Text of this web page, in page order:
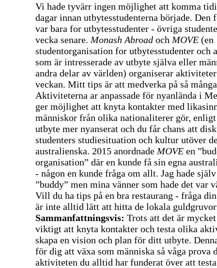
Vi hade tyvärr ingen möjlighet att komma
dagar innan utbytesstudenterna började. Den
var bara for utbytesstudenter - övriga
vecka senare. Monash Abroad och MOVE (en
studentorganisation for utbytesstudenter och
som är intresserade av utbyte själva eller
andra delar av världen) organiserar
veckan. Mitt tips är att medverka på så
Aktiviteterna ar anpassade för nyanlända i
ger möjlighet att knyta kontakter med
människor från olika nationaliterer gör,
utbyte mer nyanserat och du får chans att
studenters studiesituation och kultur utöver
australienska. 2015 anordnade MOVE en
organisation” där en kunde få sin egna
- någon en kunde fråga om allt. Jag hade
”buddy” men mina vänner som hade det var
Vill du ha tips på en bra restaurang - fråga
är inte alltid lätt att hitta de lokala
Sammanfattningsvis: Trots att det är
viktigt att knyta kontakter och testa olika
skapa en vision och plan för ditt utbyte.
för dig att växa som människa så våga prova
aktiviteten du alltid har funderat över att